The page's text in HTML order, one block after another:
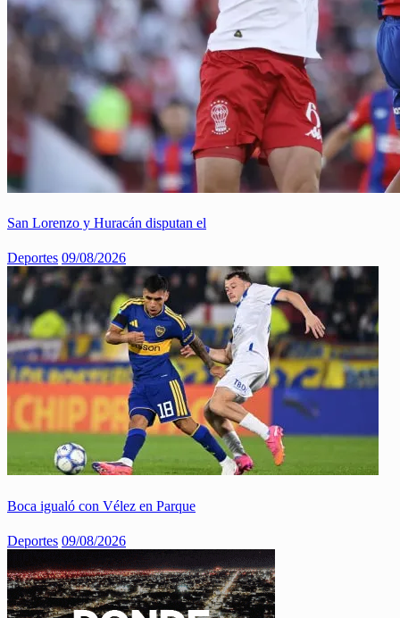
San Lorenzo y Huracán disputan el
Deportes 09/08/2026
Boca igualó con Vélez en Parque
Deportes 09/08/2026